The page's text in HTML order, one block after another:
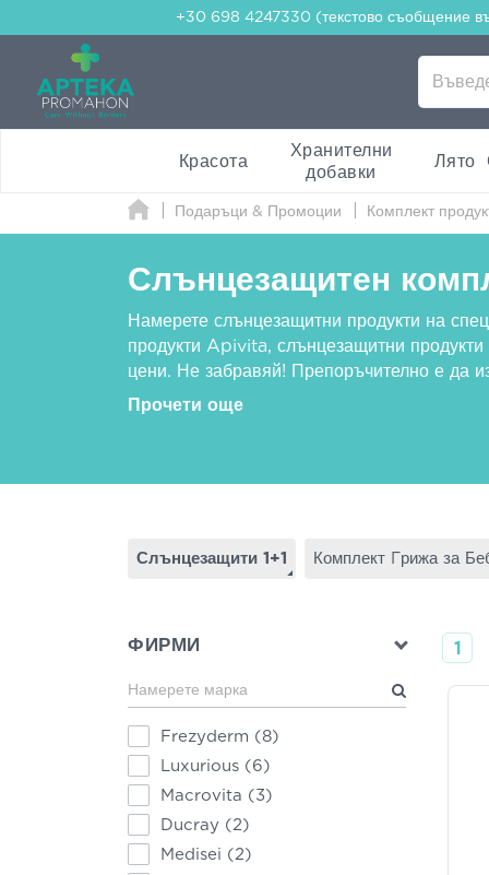
+30 698 4247330 (текстово съобщение
Красота
Хранителни
добавки
Лято
Подаръци & Промоции Комплект
Слънцезащитен
Намерете слънцезащитни продукти на
продукти Apivita, слънцезащитни
цени. Не забравяй! Препоръчително е да
Прочети още
Слънцезащити 1+1 Комплект Γрижа за
ФИРМИ
Frezyderm (8)
Luxurious (6)
Macrovita (3)
Ducray (2)
Medisei (2)
1